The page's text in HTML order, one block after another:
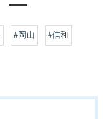
#岡山 #信和